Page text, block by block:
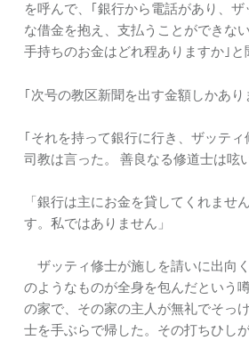
を呼んで、｢銀行から電話があり、
な借金を抱え、支払うことができな
手持ちのお金はどれ程ありますか｣と
｢次号の教区新聞を出す金額しかあり
｢それを持って銀行に行き、ザッティ
司教は言った。 善良なる修道士は呟
「銀行は主にお金を貸してくれませ
す。私ではありません」
ザッティ修士が施しを請いに出向
のようなものが全身を包んだという
の家で、その家の主人が無礼でそっ
士を手ぶらで帰した。その打ちひし